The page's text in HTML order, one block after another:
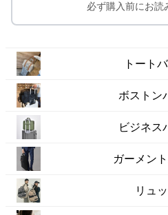
必ず購入前にお読
トート
ボストン
ビジネス
ガーメン
リュ